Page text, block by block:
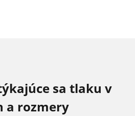
sa tlaku v
a rozmery